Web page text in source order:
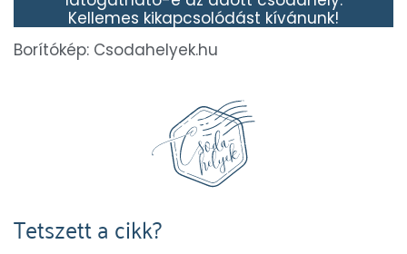
Kellemes kikapcsolódást kívánunk!
Borítókép: Csodahelyek.hu
Tetszett a cikk?